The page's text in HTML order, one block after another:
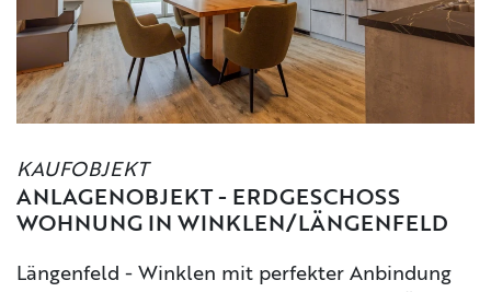
KAUFOBJEKT
ANLAGENOBJEKT - ERDGESCHOSS
WOHNUNG IN WINKLEN/LÄNGENFELD
Längenfeld - Winklen mit perfekter Anbindung